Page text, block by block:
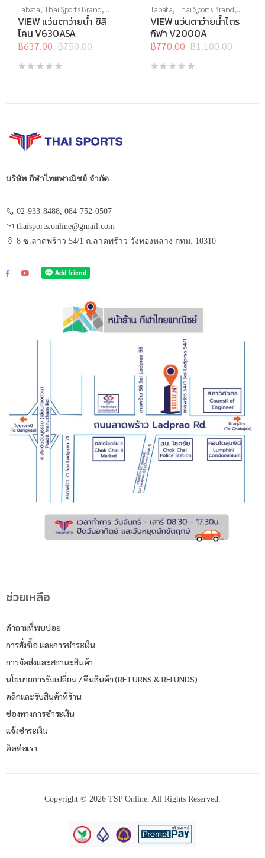
Tabata, Thai Sports Brand,
View,กีฬาทางน้ำ,แว่นตาว่าย
น้ำ,แว่นตาว่ายน้ำทั่วไป
VIEW แว่นตาว่ายน้ำ ซิลิ
โคน V630ASA
฿750.00
Original
price
was:
฿637.00
Current
price
is:
Tabata, Thai Sports Brand,
View,กีฬาทางน้ำ,แว่นตาว่าย
น้ำ,แว่นตาว่ายน้ำแข่งขัน
VIEW แว่นตาว่ายน้ำไตร
กีฬา V2000A
฿1,100.00
Original
price
was:
฿770.00
Current
price
is:
บริษัท กีฬาไทยพาณิชย์ จำกัด
02-933-8488, 084-752-0507
thaisports.online@gmail.com
8 ซ.ลาดพร้าว 54/1 ถ.ลาดพร้าว วังทองหลาง กทม. 10310
ช่วยเหลือ
คำถามที่พบบ่อย
การสั่งซื้อ และการชำระเงิน
การจัดส่งและสถานะสินค้า
นโยบายการรับเปลี่ยน / คืนสินค้า (RETURNS & REFUNDS)
คลิกและรับสินค้าที่ร้าน
ช่องทางการชำระเงิน
แจ้งชำระเงิน
ติดต่อเรา
Copyright © 2026 TSP Online. All Rights Reserved.